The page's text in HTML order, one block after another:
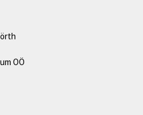
OÖ